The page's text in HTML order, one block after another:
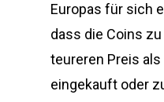
Europas für sich
dass die Coins zu
teureren Preis
eingekauft oder